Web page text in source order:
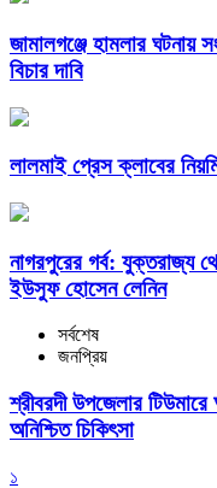
জামালগঞ্জে হামলার ঘটনায়
বিচার দাবি
লালমাই প্রেস ক্লাবের
নাগরপুরের গর্ব: যুক্তরাজ্য
ইউসুফ হোসেন লেনিন
সর্বশেষ
জনপ্রিয়
শ্রীবরদী উপজেলার
অনিশ্চিত চিকিৎসা
১